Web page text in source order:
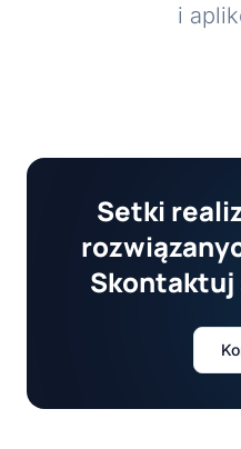
i
Setki
Skontaktuj